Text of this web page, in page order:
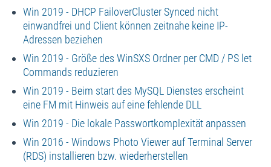
Win 2019 - DHCP FailoverCluster Synced nicht
einwandfrei und Client können zeitnahe keine IP-
Adressen beziehen
Win 2019 - Größe des WinSXS Ordner per CMD / PS let
Commands reduzieren
Win 2019 - Beim start des MySQL Dienstes erscheint
eine FM mit Hinweis auf eine fehlende DLL
Win 2019 - Die lokale Passwortkomplexität anpassen
Win 2016 - Windows Photo Viewer auf Terminal Server
(RDS) installieren bzw. wiederherstellen